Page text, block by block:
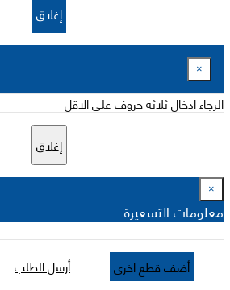
إغلاق
×
الرجاء ادخال ثلاثة حروف على الاقل
إغلاق
×
معلومات التسعيرة
أضف قطع اخرى أرسل الطلب